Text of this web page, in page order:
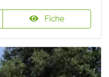
Fiche